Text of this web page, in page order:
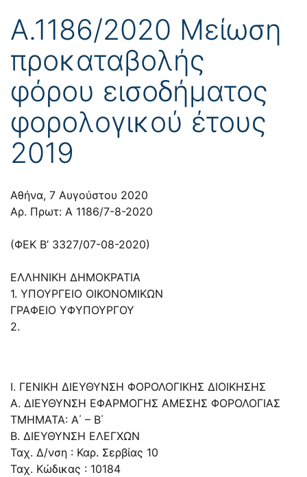
Α.1186/2020 Μείωση
προκαταβολής
φόρου εισοδήματος
φορολογικού έτους
2019
Αθήνα, 7 Αυγούστου 2020
Αρ. Πρωτ: Α 1186/7-8-2020
(ΦΕΚ Β’ 3327/07-08-2020)
ΕΛΛΗΝΙΚΗ ΔΗΜΟΚΡΑΤΙΑ
1. ΥΠΟΥΡΓΕΙΟ ΟΙΚΟΝΟΜΙΚΩΝ
ΓΡΑΦΕΙΟ ΥΦΥΠΟΥΡΓΟΥ
2.
Ι. ΓΕΝΙΚΗ ΔΙΕΥΘΥΝΣΗ ΦΟΡΟΛΟΓΙΚΗΣ ΔΙΟΙΚΗΣΗΣ
Α. ΔΙΕΥΘΥΝΣΗ ΕΦΑΡΜΟΓΗΣ ΑΜΕΣΗΣ ΦΟΡΟΛΟΓΙΑΣ
ΤΜΗΜΑΤΑ: Α΄ – Β΄
Β. ΔΙΕΥΘΥΝΣΗ ΕΛΕΓΧΩΝ
Ταχ. Δ/νση : Καρ. Σερβίας 10
Ταχ. Κώδικας : 10184